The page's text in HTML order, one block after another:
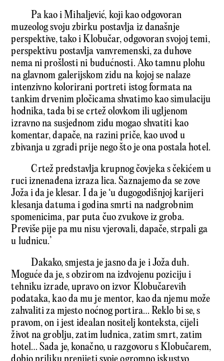
Pa kao i Mihaljević, koji kao odgovoran
muzeolog svoju zbirku postavlja iz današnje
perspektive, tako i Klobučar, odgovoran svojoj temi,
perspektivu postavlja vanvremenski, za duhove
nema ni prošlosti ni budućnosti. Ako tamnu plohu
na glavnom galerijskom zidu na kojoj se nalaze
intenzivno kolorirani portreti istog formata na
tankim drvenim pločicama shvatimo kao simulaciju
hodnika, tada bi se crtež olovkom ili ugljenom
izravno na susjednom zidu mogao shvatiti kao
komentar, dapače, na razini priče, kao uvod u
zbivanja u zgradi prije nego što je ona postala hotel.
Crtež predstavlja krupnog čovjeka s čekićem u
ruci iznenađena izraza lica. Saznajemo da se zove
Joža i da je klesar. I da je ‘u dugogodišnjoj karijeri
klesanja datuma i godina smrti na nadgrobnim
spomenicima, par puta čuo zvukove iz groba.
Previše pije pa mu nisu vjerovali, dapače, strpali ga
u ludnicu.’
Dakako, smjesta je jasno da je i Joža duh.
Moguće da je, s obzirom na izdvojenu poziciju i
tehniku izrade, upravo on izvor Klobučarevih
podataka, kao da mu je mentor, kao da njemu može
zahvaliti za mjesto noćnog portira… Reklo bi se, s
pravom, on i jest idealan nositelj konteksta, cijeli
život na groblju, zatim ludnica, zatim smrt, zatim
hotel… Sada je, konačno, u razgovoru s Klobučarem,